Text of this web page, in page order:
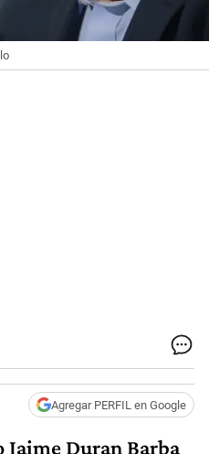
Agregar PERFIL en Google
Duran Barba